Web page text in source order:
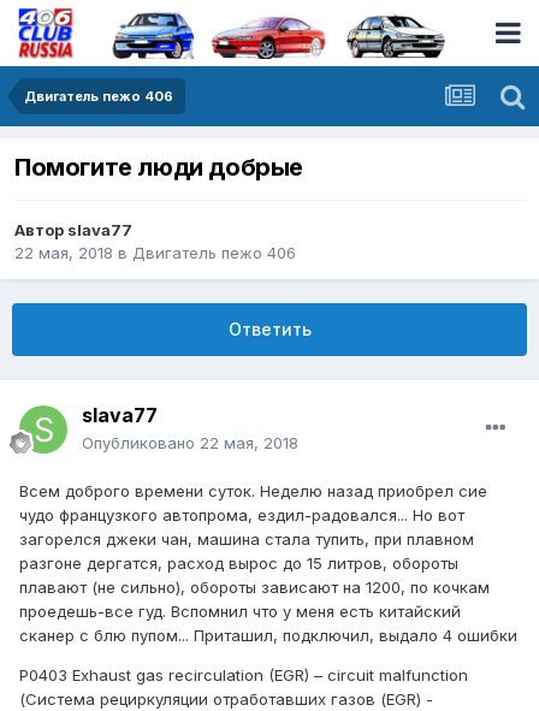
Двигатель пежо 406
Помогите люди добрые
Автор slava77
22 мая, 2018 в Двигатель пежо 406
Ответить
slava77
Опубликовано 22 мая, 2018
Всем доброго времени суток. Неделю назад приобрел сие
чудо французкого автопрома, ездил-радовался... Но вот
загорелся джеки чан, машина стала тупить, при плавном
разгоне дергатся, расход вырос до 15 литров, обороты
плавают (не сильно), обороты зависают на 1200, по кочкам
проедешь-все гуд. Вспомнил что у меня есть китайский
сканер с блю пупом... Приташил, подключил, выдало 4 ошибки
Р0403 Exhaust gas recirculation (EGR) – circuit malfunction
(Система рециркуляции отработавших газов (EGR) -